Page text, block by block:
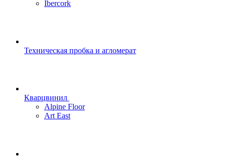
Ibercork
Техническая пробка и агломерат
Кварцвинил
Alpine Floor
Art East